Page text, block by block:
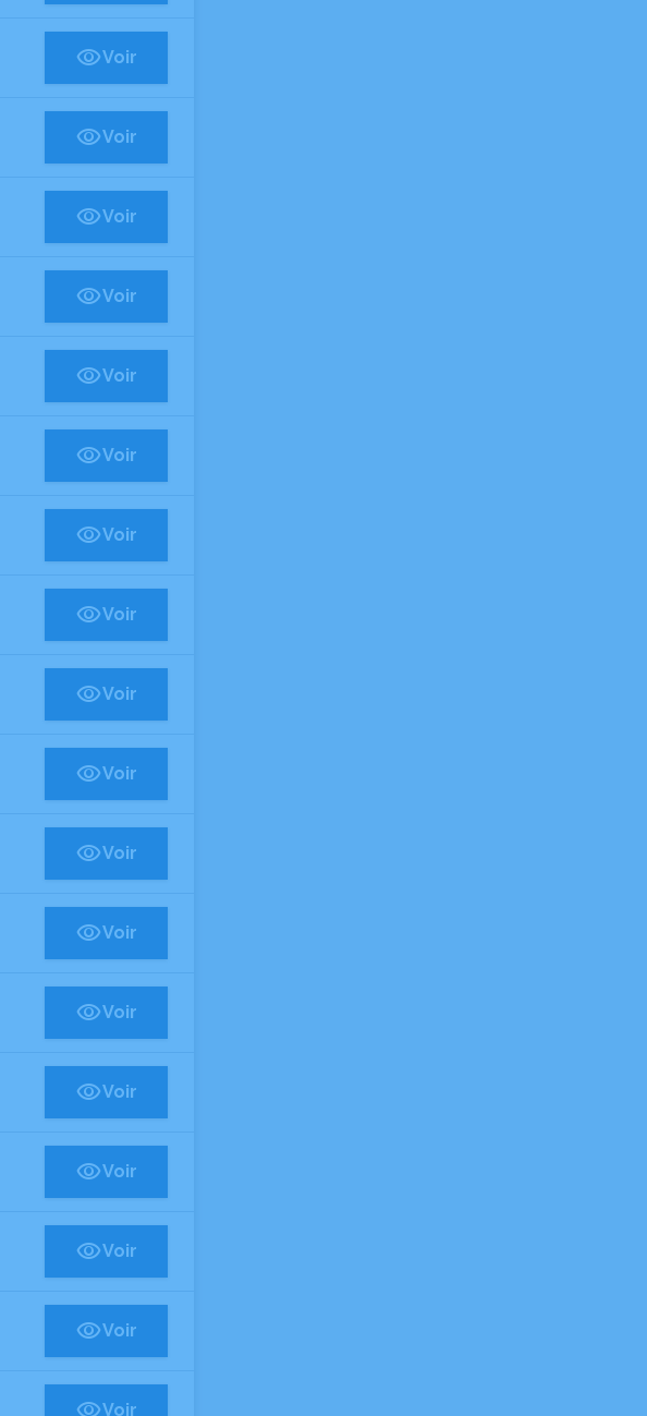
Voir
Voir
Voir
Voir
Voir
Voir
Voir
Voir
Voir
Voir
Voir
Voir
Voir
Voir
Voir
Voir
Voir
Voir